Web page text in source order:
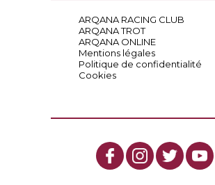
ARQANA RACING CLUB
ARQANA TROT
ARQANA ONLINE
Mentions légales
Politique de confidentialité
Cookies